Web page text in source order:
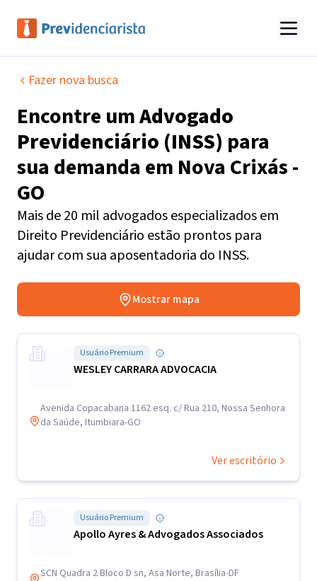
Fazer nova busca
Encontre umAdvogado
Previdenciário (INSS) para
sua demanda em Nova Crixás -
GO
Mais de 20 mil advogados especializados em
Direito Previdenciário estão prontos para
ajudar com sua aposentadoria do INSS.
Mostrar mapa
Usuário Premium
WESLEY CARRARA ADVOCACIA
Avenida Copacabana 1162 esq. c/ Rua 210, Nossa Senhora
da Saúde, Itumbiara-GO
Ver escritório
Usuário Premium
Apollo Ayres & Advogados Associados
SCN Quadra 2 Bloco D sn, Asa Norte, Brasília-DF